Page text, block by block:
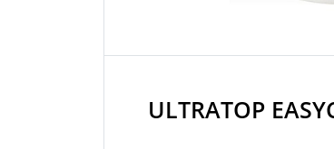
ULTRATOP